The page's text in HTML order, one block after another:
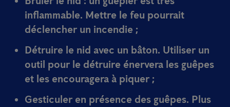
inflammable. Mettre le feu pourrait
déclencher un incendie ;
Détruire le nid avec un bâton. Utiliser un
outil pour le détruire énervera les guêpes
et les encouragera à piquer ;
Gesticuler en présence des guêpes. Plus